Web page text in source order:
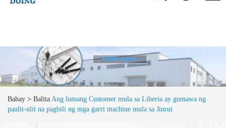
Bahay > Balita Ang lumang Customer mula sa Liberia ay gumawa ng
paulit-ulit na pagbili ng mga garri machine mula sa Jinrui